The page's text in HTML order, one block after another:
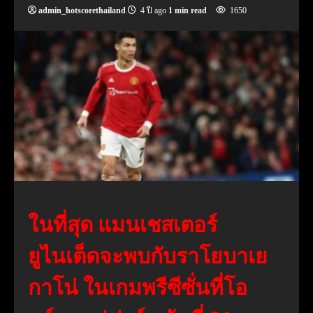
admin_hotscorethailand 4 ปี ago 1 min read 1650
ในที่สุด แมนเชสเตอร์
ยูไนเต็ดจะพบกับราโยบาเย
กาโน่ ในเกมพรีซีซั่นที่โอ